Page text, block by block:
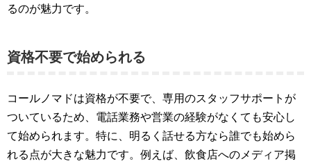
るのが魅力です​​​​。
資格不要で始められる
コールノマドは資格が不要で、専用のスタッフサポートが
ついているため、電話業務や営業の経験がなくても安心し
て始められます。特に、明るく話せる方なら誰でも始めら
れる点が大きな魅力です。例えば、飲食店へのメディア掲